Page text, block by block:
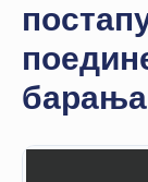
КВАЛИТЕТ
КАКО
ДА
СТАНАМ
ЧЛЕН